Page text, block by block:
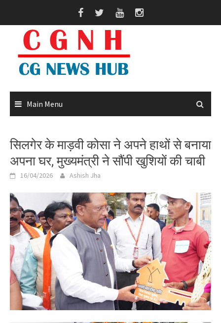
content
Main Menu
सिलगेर के माड़वी कोसा ने अपने हाथों से बनाया
अपना घर, मुख्यमंत्री ने सौंपी खुशियों की चाबी
16/04/2026 Ashish Jha